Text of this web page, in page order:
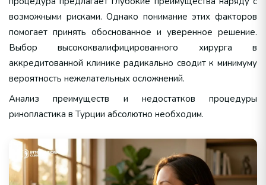
возможными рисками. Однако понимание этих факторов
помогает принять обоснованное и уверенное решение.
Выбор высококвалифицированного хирурга в
аккредитованной клинике радикально сводит к минимуму
вероятность нежелательных осложнений.
Анализ преимуществ и недостатков процедуры
ринопластика в Турции абсолютно необходим.